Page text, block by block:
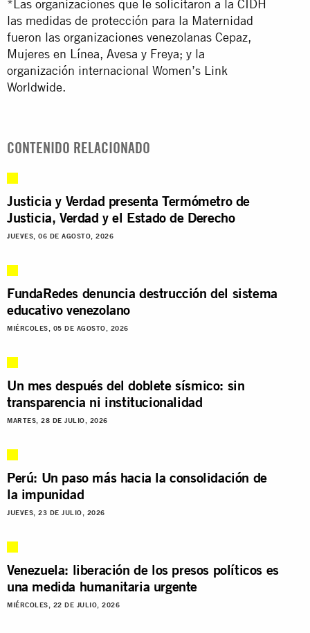
*Las organizaciones que le solicitaron a la CIDH
las medidas de protección para la Maternidad
fueron las organizaciones venezolanas Cepaz,
Mujeres en Línea, Avesa y Freya; y la
organización internacional Women’s Link
Worldwide.
CONTENIDO RELACIONADO
Justicia y Verdad presenta Termómetro de
Justicia, Verdad y el Estado de Derecho
JUEVES, 06 DE AGOSTO, 2026
FundaRedes denuncia destrucción del sistema
educativo venezolano
MIÉRCOLES, 05 DE AGOSTO, 2026
Un mes después del doblete sísmico: sin
transparencia ni institucionalidad
MARTES, 28 DE JULIO, 2026
Perú: Un paso más hacia la consolidación de
la impunidad
JUEVES, 23 DE JULIO, 2026
Venezuela: liberación de los presos políticos es
una medida humanitaria urgente
MIÉRCOLES, 22 DE JULIO, 2026